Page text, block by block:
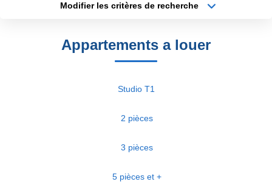
GESTION
RICHELIEU
CONTACT
Modifier les critères de recherche
Sélectionnez...
Type de bienAppartements a louer
Studio T1
2 pièces
3 pièces
5 pièces et +